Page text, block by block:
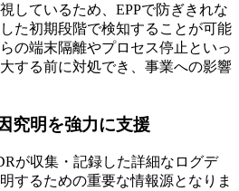
しているため、EPPで防ぎきれな
た初期段階で検知することが可能
の端末隔離やプロセス停止といっ
する前に対処でき、事業への影響
究明を強力に支援
が収集・記録した詳細なログデ
するための重要な情報源となりま